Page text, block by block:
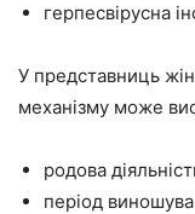
герпесвірусна
У представниць
механізму може
родова
період